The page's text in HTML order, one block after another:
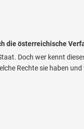
die österreichische
Doch wer kennt
Rechte sie haben